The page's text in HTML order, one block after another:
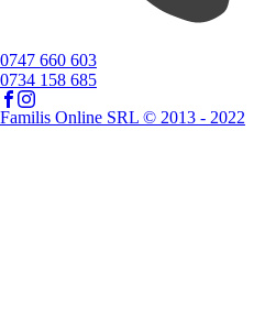
0747 660 603
0734 158 685
Familis Online SRL © 2013 - 2022